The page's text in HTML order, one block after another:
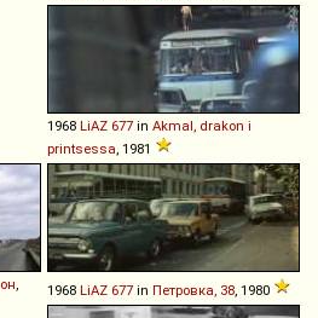
1968 LiAZ 677 in Akmal, drakon i
printsessa , 1981
1968 LiAZ 677 in Петровка, 38 , 1980